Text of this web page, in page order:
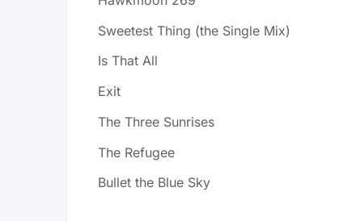
Sweetest Thing (the Single Mix)
Is That All
Exit
The Three Sunrises
The Refugee
Bullet the Blue Sky